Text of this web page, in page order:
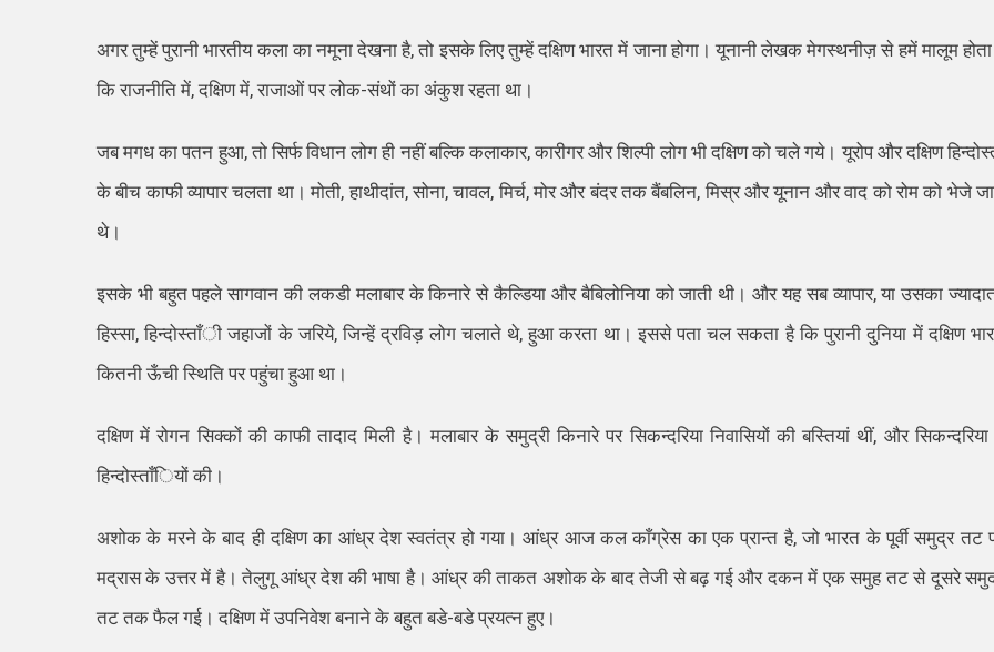
अगर तुम्हें पुरानी भारतीय कला का नमूना देखना है, तो इसके लिए तुम्हें दक्षिण भारत में जाना होगा। यूनानी लेखक मेगस्थनीज़ से हमें मालूम
कि राजनीति में, दक्षिण में, राजाओं पर लोक-संथों का अंकुश रहता था।
जब मगध का पतन हुआ, तो सिर्फ विधान लोग ही नहीं बल्कि कलाकार, कारीगर और शिल्पी लोग भी दक्षिण को चले गये। यूरोप और दक्षिण
के बीच काफी व्यापार चलता था। मोती, हाथीदांत, सोना, चावल, मिर्च, मोर और बंदर तक बैंबलिन, मिस्र और यूनान और वाद को रोम को भेजे
थे।
इसके भी बहुत पहले सागवान की लकडी मलाबार के किनारे से कैल्डिया और बैबिलोनिया को जाती थी। और यह सब व्यापार, या उसका
हिस्सा, हिन्दोस्ताँी जहाजों के जरिये, जिन्हें द्रविड़ लोग चलाते थे, हुआ करता था। इससे पता चल सकता है कि पुरानी दुनिया में दक्षिण
कितनी ऊँची स्थिति पर पहुंचा हुआ था।
दक्षिण में रोगन सिक्कों की काफी तादाद मिली है। मलाबार के समुद्री किनारे पर सिकन्दरिया निवासियों की बस्तियां थीं, और
हिन्दोस्ताँियों की।
अशोक के मरने के बाद ही दक्षिण का आंध्र देश स्वतंत्र हो गया। आंध्र आज कल काँग्रेस का एक प्रान्त है, जो भारत के पूर्वी समुद्र तट
मद्रास के उत्तर में है। तेलुगू आंध्र देश की भाषा है। आंध्र की ताकत अशोक के बाद तेजी से बढ़ गई और दकन में एक समुह तट से दूसरे
तट तक फैल गई। दक्षिण में उपनिवेश बनाने के बहुत बडे-बडे प्रयत्न हुए।